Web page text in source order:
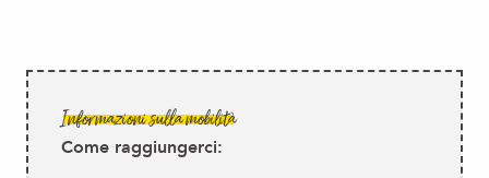
Informazioni sulla mobilità
Come raggiungerci: